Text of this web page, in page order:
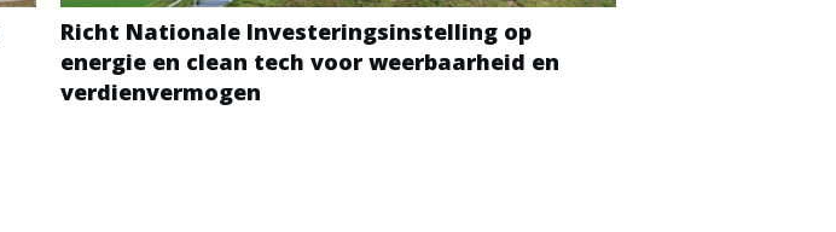
Richt Nationale Investeringsinstelling op
energie en clean tech voor weerbaarheid en
verdienvermogen